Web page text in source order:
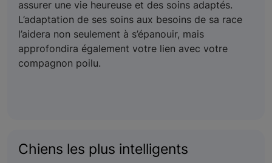
assurer une vie heureuse et des soins adaptés.
L’adaptation de ses soins aux besoins de sa race
l’aidera non seulement à s’épanouir, mais
approfondira également votre lien avec votre
compagnon poilu.
Chiens les plus intelligents